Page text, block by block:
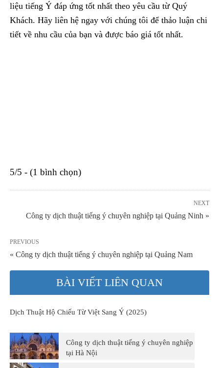
liệu tiếng Ý đáp ứng tốt nhất theo yêu cầu từ Quý
Khách. Hãy liên hệ ngay với chúng tôi để thảo luận chi
tiết về nhu cầu của bạn và được báo giá tốt nhất.
5/5 - (1 bình chọn)
NEXT
Công ty dịch thuật tiếng ý chuyên nghiệp tại Quảng Ninh »
PREVIOUS
« Công ty dịch thuật tiếng ý chuyên nghiệp tại Quảng Nam
BÀI VIẾT LIÊN QUAN
Dịch Thuật Hộ Chiếu Từ Việt Sang Ý (2025)
Công ty dịch thuật tiếng ý chuyên nghiệp
tại Hà Nội